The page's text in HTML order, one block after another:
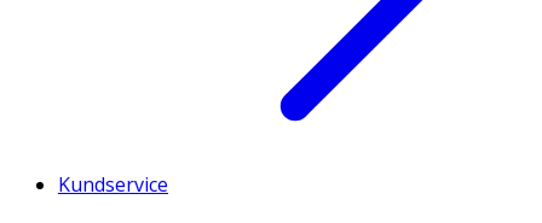
Kundservice